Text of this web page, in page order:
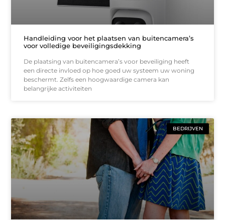
Handleiding voor het plaatsen van buitencamera’s
voor volledige beveiligingsdekking
De plaatsing van buitencamera’s voor beveiliging heeft
een directe invloed op hoe goed uw systeem uw woning
beschermt. Zelfs een hoogwaardige camera kan
belangrijke activiteiten
BEDRIJVEN